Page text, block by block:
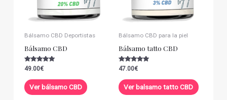
Bálsamo CBD Deportistas
Bálsamo CBD
Valorado con
de 5
49.00€
Ver bálsamo CBD
Bálsamo CBD para la piel
Bálsamo tatto CBD
Valorado con
de 5
47.00€
Ver balsamo tatto CBD